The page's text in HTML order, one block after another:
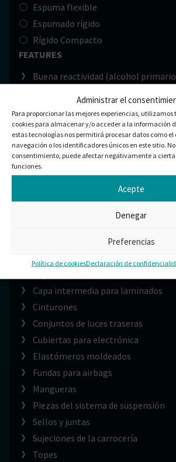
Administrar el
Para proporcionar las mejores experiencias, utilizamos
cookies para almacenar y/o acceder a la información
estas tecnologías nos permitirá procesar datos como
navegación o los identificadores únicos en este sitio.
consentimiento, puede afectar negativamente a
funciones.
Acepte
Denegar
Preferencias
Política de cookiesDeclaración de
Espuma flexible
Espumado rígido
Rígido Compacto
FEATURES
Buena reactividad (alcohol
Buenas propiedades dinámicas
de calor)
Buenas propiedades mecánicas
Estabilidad hidrolítica superior
Excelente resistencia
PRODUCT APPLICATION
Botas de transmisión
Botas eléctricas
Capa intermedia para laminados
Cinturones
Conjuntos de luces traseras
Cubiertas para electrónica
Elastómeros moldeados
Fundas para airbags
Mangueras
Piezas del sistema de suspensión
Sellos y juntas
Sujeciones de la carrocería
Topes